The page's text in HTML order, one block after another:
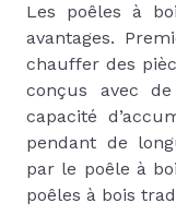
Les poêles à
avantages.
chauffer des
conçus avec
capacité
pendant de
par le poêle à
poêles à bois